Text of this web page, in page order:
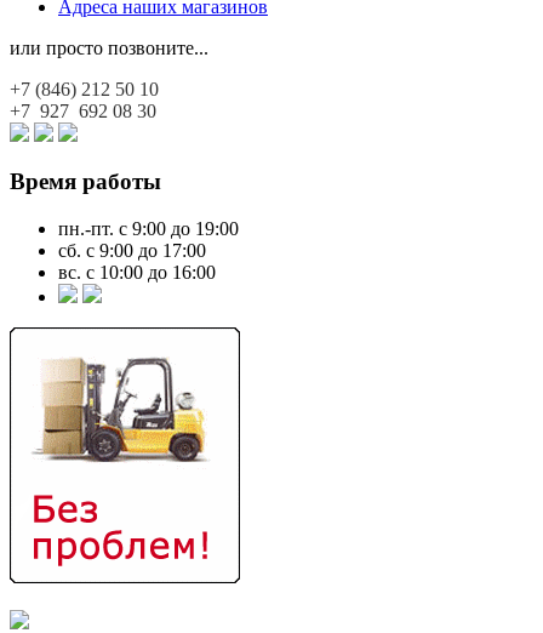
Адреса наших магазинов
или просто позвоните...
+7 (846) 212 50 10
+7 927 692 08 30
Время работы
пн.-пт. с 9:00 до 19:00
сб. с 9:00 до 17:00
вс. с 10:00 до 16:00